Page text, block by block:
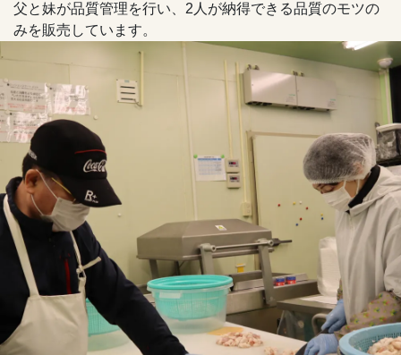
父と妹が品質管理を行い、2人が納得できる品質のモツの
みを販売しています。